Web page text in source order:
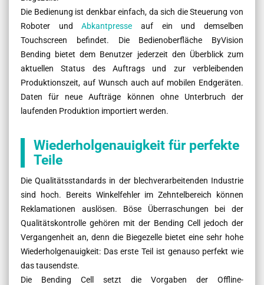
Die Bedienung ist denkbar einfach, da sich die Steuerung von
Roboter undAbkantpresse auf ein und demselben
Touchscreen befindet. Die Bedienoberfläche ByVision
Bending bietet dem Benutzer jederzeit den Überblick zum
aktuellen Status des Auftrags und zur verbleibenden
Produktionszeit, auf Wunsch auch auf mobilen Endgeräten.
Daten für neue Aufträge können ohne Unterbruch der
laufenden Produktion importiert werden.
Wiederholgenauigkeit für perfekte
Teile
Die Qualitätsstandards in der blechverarbeitenden Industrie
sind hoch. Bereits Winkelfehler im Zehntelbereich können
Reklamationen auslösen. Böse Überraschungen bei der
Qualitätskontrolle gehören mit der Bending Cell jedoch der
Vergangenheit an, denn die Biegezelle bietet eine sehr hohe
Wiederholgenauigkeit: Das erste Teil ist genauso perfekt wie
das tausendste.
Die Bending Cell setzt die Vorgaben der Offline-